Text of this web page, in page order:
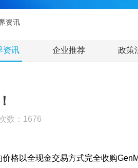
资讯
资讯 企业推荐 政策
数： 1676
格以全现金交易方式完全收购